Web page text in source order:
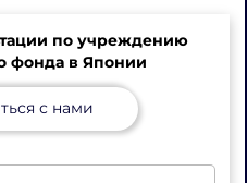
по учреждению
фонда в Японии
с нами